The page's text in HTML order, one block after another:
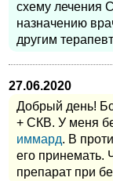
схему лечения
назначению
другим
27.06.2020
Добрый день!
+ СКВ. У меня
иммард. В
его принемать.
препарат при